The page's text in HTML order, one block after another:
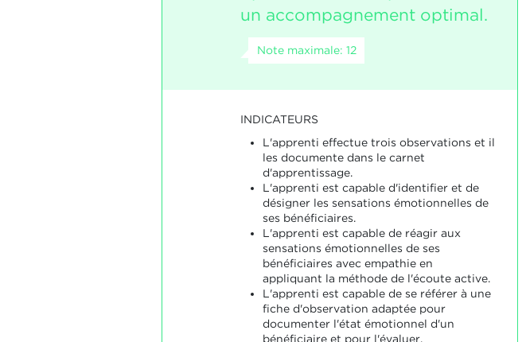
un accompagnement optimal.
Note maximale: 12
INDICATEURS
L'apprenti effectue trois observations et il
les documente dans le carnet
d'apprentissage.
L'apprenti est capable d'identifier et de
désigner les sensations émotionnelles de
ses bénéficiaires.
L'apprenti est capable de réagir aux
sensations émotionnelles de ses
bénéficiaires avec empathie en
appliquant la méthode de l'écoute active.
L'apprenti est capable de se référer à une
fiche d'observation adaptée pour
documenter l'état émotionnel d'un
bénéficiaire et pour l'évaluer.